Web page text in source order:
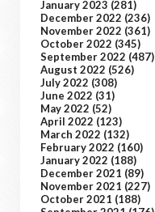
January 2023 (281)
December 2022 (236)
November 2022 (361)
October 2022 (345)
September 2022 (487)
August 2022 (526)
July 2022 (308)
June 2022 (31)
May 2022 (52)
April 2022 (123)
March 2022 (132)
February 2022 (160)
January 2022 (188)
December 2021 (89)
November 2021 (227)
October 2021 (188)